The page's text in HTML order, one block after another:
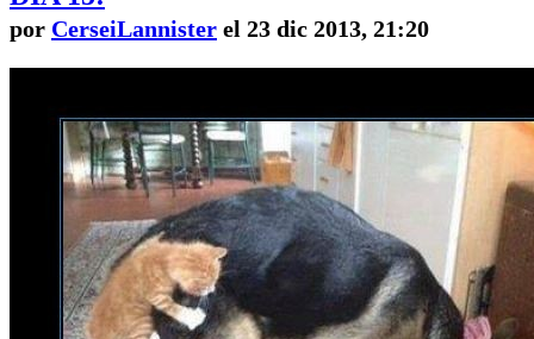
por CerseiLannister el 23 dic 2013, 21:20